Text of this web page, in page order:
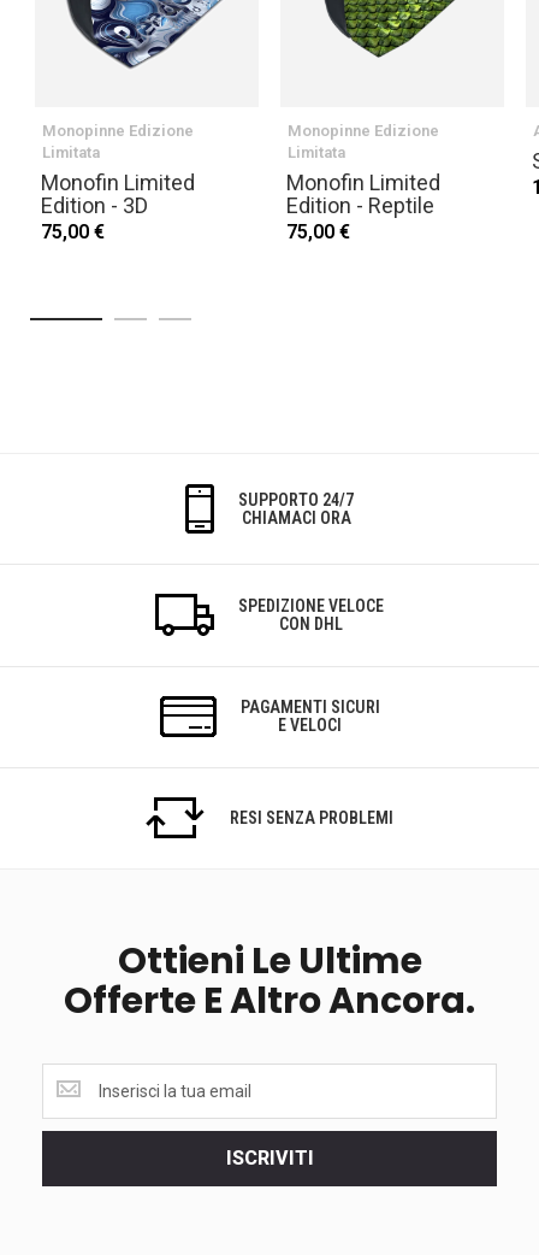
Monopinne Edizione
Limitata
Monofin Limited
Edition - 3D
75,00 €
Monopinne Edizione
Limitata
Monofin Limited
Edition - Reptile
75,00 €
SUPPORTO 24/7
CHIAMACI ORA
SPEDIZIONE VELOCE
CON DHL
PAGAMENTI SICURI
E VELOCI
RESI SENZA PROBLEMI
Ottieni Le Ultime
Offerte E Altro Ancora.
ultime
ISCRIVITI